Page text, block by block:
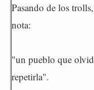
Pasando de los
nota:
"un pueblo que
repetirla".